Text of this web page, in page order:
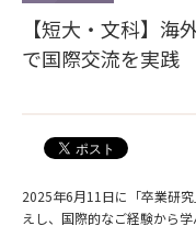
【短大・文科】海
で国際交流を実践
2025年6月11日に「卒業研
えし、国際的なご経験から